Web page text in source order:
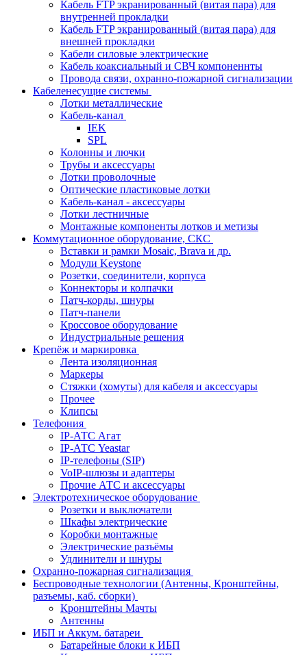
Кабель FTP экранированный (витая пара) для
внутренней прокладки
Кабель FTP экранированный (витая пара) для
внешней прокладки
Кабели силовые электрические
Кабель коаксиальный и СВЧ компоненнты
Провода связи, охранно-пожарной сигнализации
Кабеленесущие системы
Лотки металлические
Кабель-канал
IEK
SPL
Колонны и лючки
Трубы и аксессуары
Лотки проволочные
Оптические пластиковые лотки
Кабель-канал - аксессуары
Лотки лестничные
Монтажные компоненты лотков и метизы
Коммутационное оборудование, СКС
Вставки и рамки Mosaic, Brava и др.
Модули Keystone
Розетки, соединители, корпуса
Коннекторы и колпачки
Патч-корды, шнуры
Патч-панели
Кроссовое оборудование
Индустриальные решения
Крепёж и маркировка
Лента изоляционная
Маркеры
Стяжки (хомуты) для кабеля и аксессуары
Прочее
Клипсы
Телефония
IP-АТС Агат
IP-АТС Yeastar
IP-телефоны (SIP)
VoIP-шлюзы и адаптеры
Прочие АТС и аксессуары
Электротехническое оборудование
Розетки и выключатели
Шкафы электрические
Коробки монтажные
Электрические разъёмы
Удлинители и шнуры
Охранно-пожарная сигнализация
Беспроводные технологии (Антенны, Кронштейны,
разъемы, каб. сборки)
Кронштейны Мачты
Антенны
ИБП и Аккум. батареи
Батарейные блоки к ИБП